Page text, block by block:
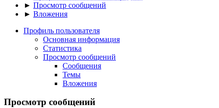
► Просмотр сообщений
► Вложения
Профиль пользователя
Основная информация
Статистика
Просмотр сообщений
Сообщения
Темы
Вложения
Просмотр сообщений